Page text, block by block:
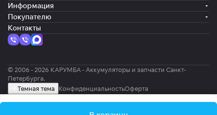
Информация
Покупателю
Контакты
© 2006 - 2026 КАРУМБА - Аккумуляторы и запчасти Санкт-
Петербурга.
Темная тема
КонфиденциальностьОферта